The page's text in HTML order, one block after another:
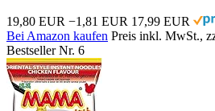
19,80 EUR −1,81 EUR 17,99 EUR
Bei Amazon kaufen Preis inkl. MwSt.,
Bestseller Nr. 6